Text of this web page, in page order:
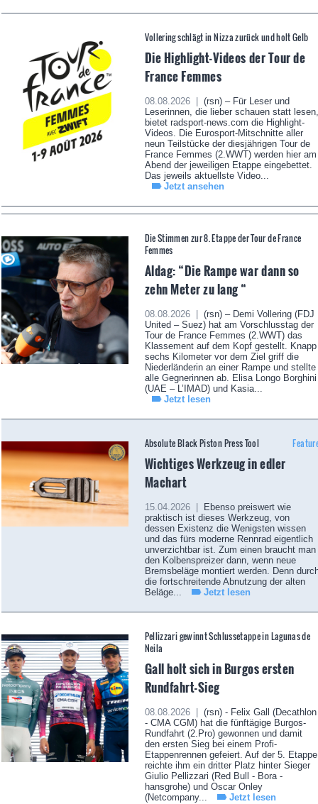
Vollering schlägt in Nizza zurück und holt Gelb
Die Highlight-Videos der Tour de
France Femmes
08.08.2026 |
(rsn) – Für Leser und
Leserinnen, die lieber schauen statt lesen,
bietet radsport-news.com die Highlight-
Videos. Die Eurosport-Mitschnitte aller
neun Teilstücke der diesjährigen Tour de
France Femmes (2.WWT) werden hier am
Abend der jeweiligen Etappe eingebettet.
Das jeweils aktuellste Video...
Jetzt ansehen
Die Stimmen zur 8. Etappe der Tour de France
Femmes
Aldag: “Die Rampe war dann so
zehn Meter zu lang “
08.08.2026 |
(rsn) – Demi Vollering (FDJ
United – Suez) hat am Vorschlusstag der
Tour de France Femmes (2.WWT) das
Klassement auf dem Kopf gestellt. Knapp
sechs Kilometer vor dem Ziel griff die
Niederländerin an einer Rampe und stellte
alle Gegnerinnen ab. Elisa Longo Borghini
(UAE – L’IMAD) und Kasia...
Jetzt lesen
Absolute Black Piston Press Tool
Wichtiges Werkzeug in edler
Machart
15.04.2026 |
Ebenso preiswert wie
praktisch ist dieses Werkzeug, von
dessen Existenz die Wenigsten wissen
und das fürs moderne Rennrad eigentlich
unverzichtbar ist. Zum einen braucht man
den Kolbenspreizer dann, wenn neue
Bremsbeläge montiert werden. Denn
die fortschreitende Abnutzung der alten
Beläge...
Jetzt lesen
Pellizzari gewinnt Schlussetappe in Lagunas de
Neila
Gall holt sich in Burgos ersten
Rundfahrt-Sieg
08.08.2026 |
(rsn) - Felix Gall (Decathlon
- CMA CGM) hat die fünftägige Burgos-
Rundfahrt (2.Pro) gewonnen und damit
den ersten Sieg bei einem Profi-
Etappenrennen gefeiert. Auf der 5. Etappe
reichte ihm ein dritter Platz hinter Sieger
Giulio Pellizzari (Red Bull - Bora -
hansgrohe) und Oscar Onley
(Netcompany...
Jetzt lesen